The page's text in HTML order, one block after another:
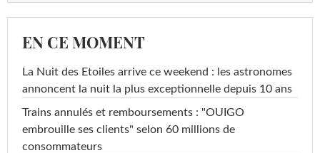
EN CE MOMENT
La Nuit des Etoiles arrive ce weekend : les astronomes
annoncent la nuit la plus exceptionnelle depuis 10 ans
Trains annulés et remboursements : "OUIGO
embrouille ses clients" selon 60 millions de
consommateurs